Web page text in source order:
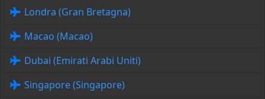
Londra (Gran Bretagna)
Macao (Macao)
Dubai (Emirati Arabi Uniti)
Singapore (Singapore)